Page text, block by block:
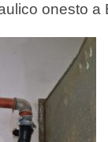
onesto a